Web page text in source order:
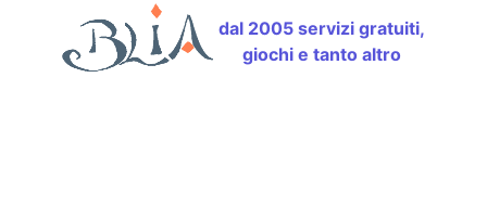
dal 2005 servizi gratuiti,
giochi e tanto altro